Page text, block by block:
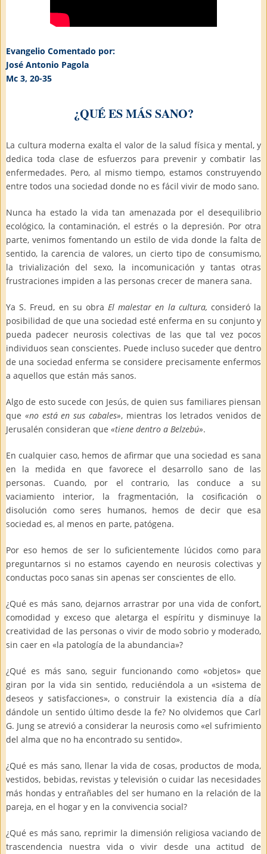
Evangelio Comentado por:
José Antonio Pagola
Mc 3, 20-35
¿QUÉ ES MÁS SANO?
La cultura moderna exalta el valor de la salud física y mental, y
dedica toda clase de esfuerzos para prevenir y combatir las
enfermedades. Pero, al mismo tiempo, estamos construyendo
entre todos una sociedad donde no es fácil vivir de modo sano.
Nunca ha estado la vida tan amenazada por el desequilibrio
ecológico, la contaminación, el estrés o la depresión. Por otra
parte, venimos fomentando un estilo de vida donde la falta de
sentido, la carencia de valores, un cierto tipo de consumismo,
la trivialización del sexo, la incomunicación y tantas otras
frustraciones impiden a las personas crecer de manera sana.
Ya S. Freud, en su obra El malestar en la cultura, consideró la
posibilidad de que una sociedad esté enferma en su conjunto y
pueda padecer neurosis colectivas de las que tal vez pocos
individuos sean conscientes. Puede incluso suceder que dentro
de una sociedad enferma se considere precisamente enfermos
a aquellos que están más sanos.
Algo de esto sucede con Jesús, de quien sus familiares piensan
que «no está en sus cabales», mientras los letrados venidos de
Jerusalén consideran que «tiene dentro a Belzebú».
En cualquier caso, hemos de afirmar que una sociedad es sana
en la medida en que favorece el desarrollo sano de las
personas. Cuando, por el contrario, las conduce a su
vaciamiento interior, la fragmentación, la cosificación o
disolución como seres humanos, hemos de decir que esa
sociedad es, al menos en parte, patógena.
Por eso hemos de ser lo suficientemente lúcidos como para
preguntarnos si no estamos cayendo en neurosis colectivas y
conductas poco sanas sin apenas ser conscientes de ello.
¿Qué es más sano, dejarnos arrastrar por una vida de confort,
comodidad y exceso que aletarga el espíritu y disminuye la
creatividad de las personas o vivir de modo sobrio y moderado,
sin caer en «la patología de la abundancia»?
¿Qué es más sano, seguir funcionando como «objetos» que
giran por la vida sin sentido, reduciéndola a un «sistema de
deseos y satisfacciones», o construir la existencia día a día
dándole un sentido último desde la fe? No olvidemos que Carl
G. Jung se atrevió a considerar la neurosis como «el sufrimiento
del alma que no ha encontrado su sentido».
¿Qué es más sano, llenar la vida de cosas, productos de moda,
vestidos, bebidas, revistas y televisión o cuidar las necesidades
más hondas y entrañables del ser humano en la relación de la
pareja, en el hogar y en la convivencia social?
¿Qué es más sano, reprimir la dimensión religiosa vaciando de
trascendencia nuestra vida o vivir desde una actitud de